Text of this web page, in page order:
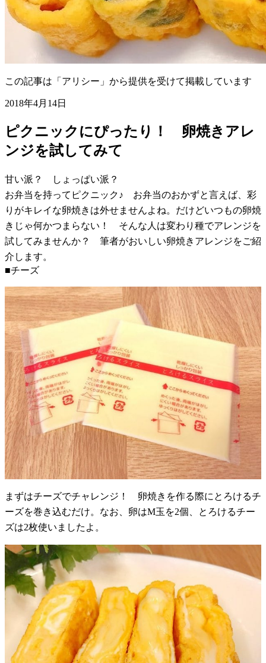
この記事は「アリシー」から提供を受けて掲載しています
2018年4月14日
ピクニックにぴったり！ 卵焼きアレ
ンジを試してみて
甘い派？ しょっぱい派？
お弁当を持ってピクニック♪ お弁当のおかずと言えば、彩
りがキレイな卵焼きは外せませんよね。だけどいつもの卵焼
きじゃ何かつまらない！ そんな人は変わり種でアレンジを
試してみませんか？ 筆者がおいしい卵焼きアレンジをご紹
介します。
■チーズ
まずはチーズでチャレンジ！ 卵焼きを作る際にとろけるチ
ーズを巻き込むだけ。なお、卵はM玉を2個、とろけるチー
ズは2枚使いましたよ。